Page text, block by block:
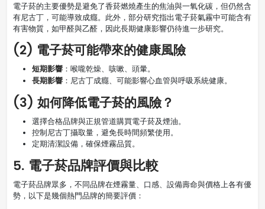
電子菸的主要優勢是避免了香菸燃燒產生的焦油與一氧化碳，但仍然含
有尼古丁，可能導致成癮。此外，部分研究指出電子菸氣霧中可能含有
有害物質，如甲醛與乙醛，因此長期健康影響仍待進一步研究。
(2) 電子菸可能帶來的健康風險
短期影響 ：喉嚨乾燥、咳嗽、頭暈。
長期影響 ：尼古丁成癮、可能影響心血管與呼吸系統健康。
(3) 如何降低電子菸的風險？
選擇合格品牌與正規管道購買電子菸及煙油。
控制尼古丁攝取量，避免長時間頻繁使用。
定期清潔設備，確保煙霧品質。
5. 電子菸品牌評價與比較
電子菸品牌眾多，不同品牌在煙霧量、口感、設備壽命與價格上各有優
勢，以下是幾個熱門品牌的簡要評價：